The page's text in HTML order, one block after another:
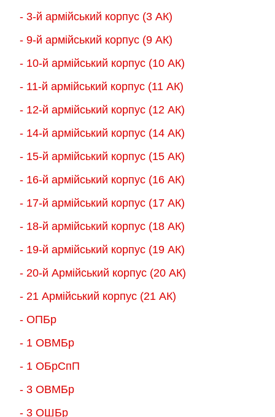
- 3-й армійський корпус (3 АК)
- 9-й армійський корпус (9 АК)
- 10-й армійський корпус (10 АК)
- 11-й армійський корпус (11 АК)
- 12-й армійський корпус (12 АК)
- 14-й армійський корпус (14 АК)
- 15-й армійський корпус (15 АК)
- 16-й армійський корпус (16 АК)
- 17-й армійський корпус (17 АК)
- 18-й армійський корпус (18 AК)
- 19-й армійський корпус (19 АК)
- 20-й Армійський корпус (20 АК)
- 21 Армійський корпус (21 АК)
- ОПБр
- 1 ОВМБр
- 1 ОБрСпП
- 3 ОВМБр
- 3 ОШБр